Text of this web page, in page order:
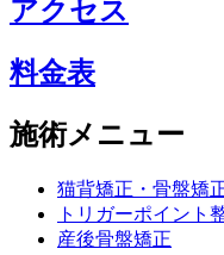
アクセス
料金表
施術メニュー
猫背矯正・骨盤矯
トリガーポイント
産後骨盤矯正